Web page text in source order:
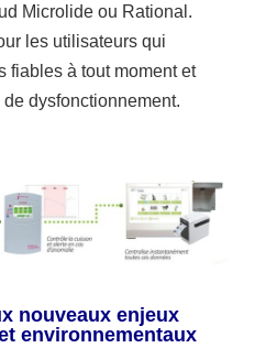
Microlide ou Rational.
les utilisateurs qui
fiables à tout moment et
dysfonctionnement.
nouveaux enjeux
environnementaux